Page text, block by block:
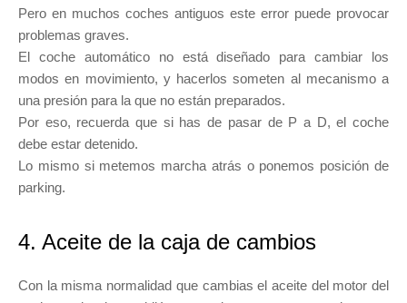
Pero en muchos coches antiguos este error puede provocar
problemas graves.
El coche automático no está diseñado para cambiar los
modos en movimiento, y hacerlos someten al mecanismo a
una presión para la que no están preparados.
Por eso, recuerda que si has de pasar de P a D, el coche
debe estar detenido.
Lo mismo si metemos marcha atrás o ponemos posición de
parking.
4. Aceite de la caja de cambios
Con la misma normalidad que cambias el aceite del motor del